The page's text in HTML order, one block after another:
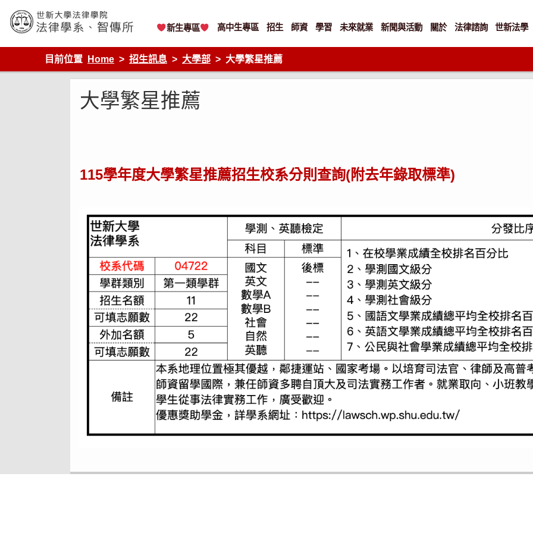
content
世新大學法律學院-法律學系-智慧財產暨科技法律研究所
新生專區 高中生專區 招生 師資 學習 未來就業 新聞與活動 關於 法律諮詢 世新法學
目前位置 Home 招生訊息 大學部 大學繁星推薦
大學繁星推薦
115學年度大學繁星推薦招生校系分則查詢(附去年錄取標準)